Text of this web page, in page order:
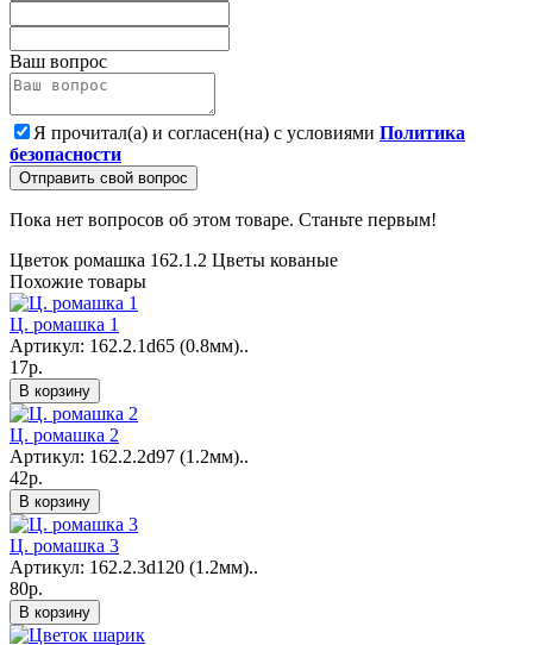
Ваш вопрос
Я прочитал(а) и согласен(на) с условиями Политика
безопасности
Отправить свой вопрос
Пока нет вопросов об этом товаре. Станьте первым!
Цветок ромашка 162.1.2 Цветы кованые
Похожие товары
Ц. ромашка 1
Артикул: 162.2.1d65 (0.8мм)..
17р.
В корзину
Ц. ромашка 2
Артикул: 162.2.2d97 (1.2мм)..
42р.
В корзину
Ц. ромашка 3
Артикул: 162.2.3d120 (1.2мм)..
80р.
В корзину